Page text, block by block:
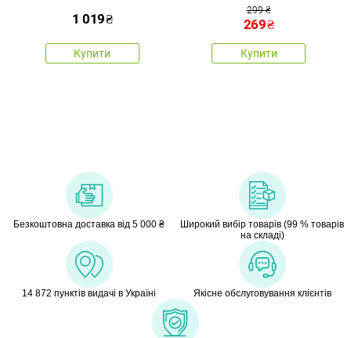
1 019₴
Купити
299 ₴
269₴
Купити
Безкоштовна доставка від 5 000 ₴
Широкий вибір товарів (99 % товарів
на складі)
14 872 пунктів видачі в Україні Якісне обслуговування клієнтів